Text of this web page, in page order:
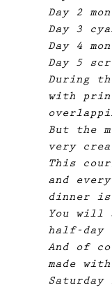
Day 2
Day 3
Day 4
Day 5
During
with
But the
very
This
and
dinner
You will
half-day
And of
made